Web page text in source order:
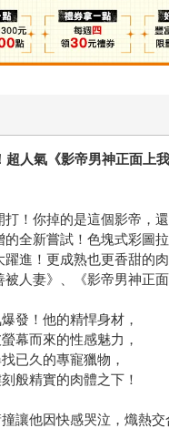
超人氣《影帝男神正面上
！你掉的是這個影帝，
全新嘗試！色塊式彩圖
進！更成熟也更香甜的肉
人妻》、《影帝男神正面
發！他的精悍身材，
幕而來的性感魅力，
已久的專寵獵物，
般精實的肉體之下！
讓他因快感哭泣，熾熱交